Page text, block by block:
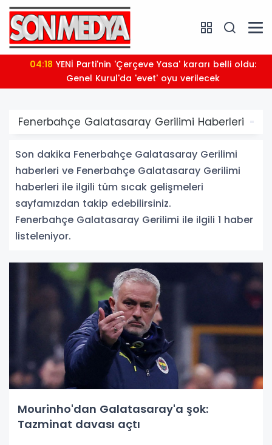
04:18YENİ Parti'nin 'Çerçeve Yasa' kararı belli oldu:
Genel Kurul'da 'evet' oyu verilecek
Fenerbahçe Galatasaray Gerilimi Haberleri
Son dakika Fenerbahçe Galatasaray Gerilimi
haberleri ve Fenerbahçe Galatasaray Gerilimi
haberleri ile ilgili tüm sıcak gelişmeleri
sayfamızdan takip edebilirsiniz.
Fenerbahçe Galatasaray Gerilimi ile ilgili 1 haber
listeleniyor.
Mourinho'dan Galatasaray'a şok:
Tazminat davası açtı